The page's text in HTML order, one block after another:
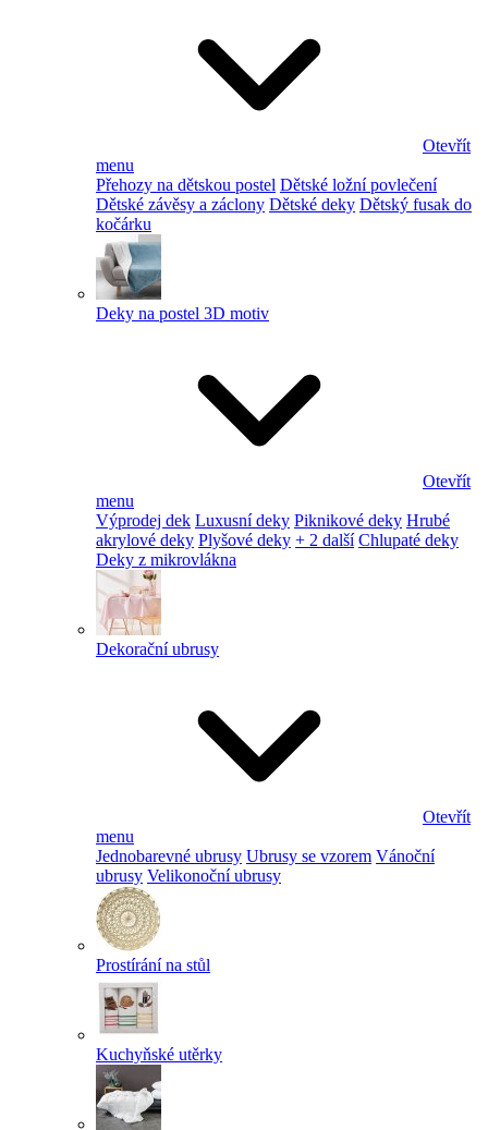
Otevřít
menu
Přehozy na dětskou postel Dětské ložní povlečení
Dětské závěsy a záclony Dětské deky Dětský fusak do
kočárku
Deky na postel 3D motiv
Otevřít
menu
Výprodej dek Luxusní deky Piknikové deky Hrubé
akrylové deky Plyšové deky + 2 další Chlupaté deky
Deky z mikrovlákna
Dekorační ubrusy
Otevřít
menu
Jednobarevné ubrusy Ubrusy se vzorem Vánoční
ubrusy Velikonoční ubrusy
Prostírání na stůl
Kuchyňské utěrky